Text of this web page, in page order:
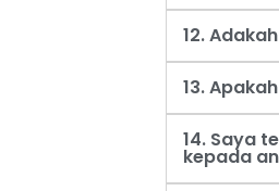
12.
13.
14. Saya
kepada